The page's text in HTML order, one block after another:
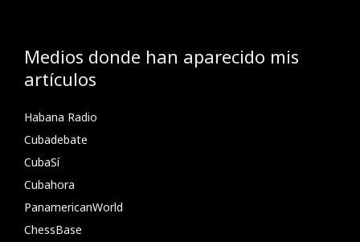
Medios donde han aparecido mis
artículos
Habana Radio
Cubadebate
CubaSí
Cubahora
PanamericanWorld
ChessBase